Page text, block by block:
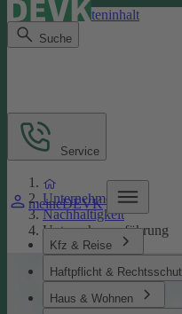
Direkt zum Seiteninhalt
Suche
meineDEVK
Kfz & Reise
Haftpflicht &
Haus & Wohnen
Service
Unternehmen
Nachhaltigkeit
Unternehmensführung